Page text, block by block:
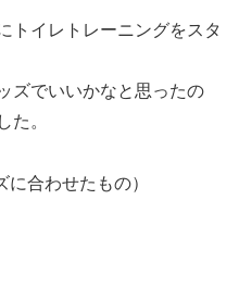
トイレトレーニングをスタ
ズでいいかなと思ったの
た。
合わせたもの）